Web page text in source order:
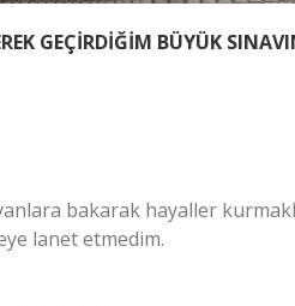
GEÇİRDİĞİM BÜYÜK
bakarak hayaller
lanet etmedim.